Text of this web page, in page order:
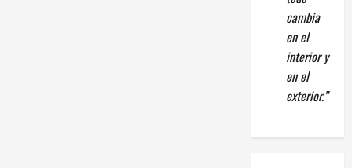
cambia
en el
interior y
en el
exterior.”